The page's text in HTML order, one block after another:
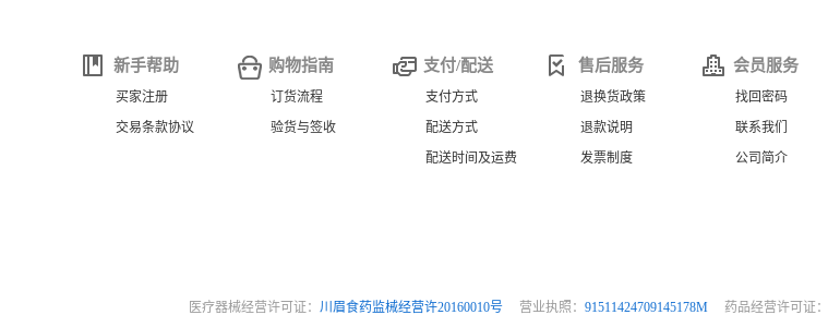
新手帮助
买家注册
交易条款协议
购物指南
订货流程
验货与签收
支付/配送
支付方式
配送方式
配送时间及运费
售后服务
退换货政策
退款说明
发票制度
会员服务
找回密码
联系我们
公司简介
医疗器械经营许可证： 川眉食药监械经营许20160010号 营业执照： 91511424709145178M 药品经营许可证：